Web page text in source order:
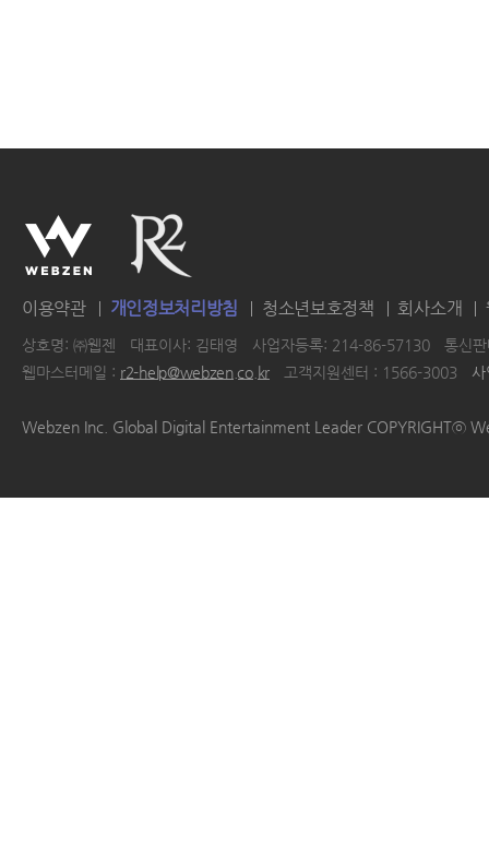
이용약관 개인정보처리방침 청소년보호정책 회사소개
상호명: ㈜웹젠 대표이사: 김태영 사업자등록: 214-86-57130
통신
웹마스터메일 : r2-help@webzen.co.kr 고객지원센터 : 1566-3003
Webzen Inc. Global Digital Entertainment Leader COPYRIGHTⓒ